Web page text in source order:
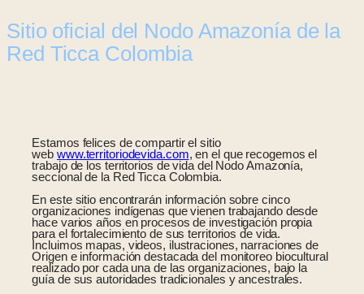
Sitio oficial del Nodo Amazonía de la
Red Ticca Colombia
Estamos felices de compartir el sitio
web www.territoriodevida.com, en el que recogemos el
trabajo de los territorios de vida del Nodo Amazonía,
seccional de la Red Ticca Colombia.
En este sitio encontrarán información sobre cinco
organizaciones indígenas que vienen trabajando desde
hace varios años en procesos de investigación propia
para el fortalecimiento de sus territorios de vida.
Incluimos mapas, videos, ilustraciones, narraciones de
Origen e información destacada del monitoreo biocultural
realizado por cada una de las organizaciones, bajo la
guía de sus autoridades tradicionales y ancestrales.